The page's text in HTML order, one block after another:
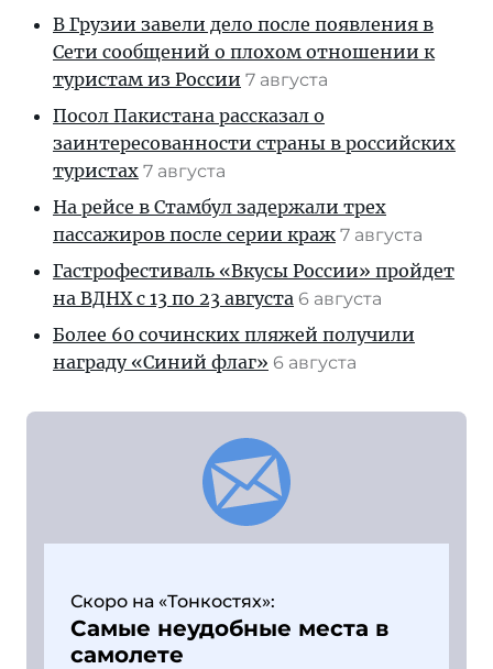
В Грузии завели дело после появления в
Сети сообщений о плохом отношении к
туристам из России 7 августа
Посол Пакистана рассказал о
заинтересованности страны в российских
туристах 7 августа
На рейсе в Стамбул задержали трех
пассажиров после серии краж 7 августа
Гастрофестиваль «Вкусы России» пройдет
на ВДНХ с 13 по 23 августа 6 августа
Более 60 сочинских пляжей получили
награду «Синий флаг» 6 августа
Скоро на «Тонкостях»:
Самые неудобные места в
самолете